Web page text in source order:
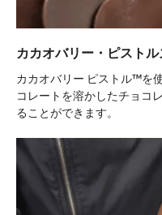
カカオバリー・ピスト
カカオバリー ピストル™を
コレートを溶かしたチョコ
ることができます。
パ
リ
ン
グ
フ
ィ
ュ